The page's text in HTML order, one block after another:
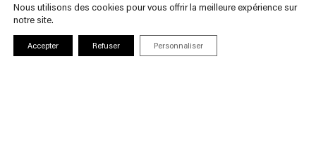
contact[a]whatsupfilms.com
01 55 28 94 95
Nous utilisons des cookies pour vous offrir la meilleure expérience sur
notre site.
Accepter Refuser Personnaliser